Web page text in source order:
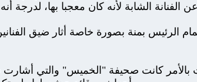
عن الفنانة الشابة لأنه كان معجبا بها، لدرجة أنه خصص لها
بمنة بصورة خاصة أثار ضيق
كانت صحيفة "الخميس" والتي